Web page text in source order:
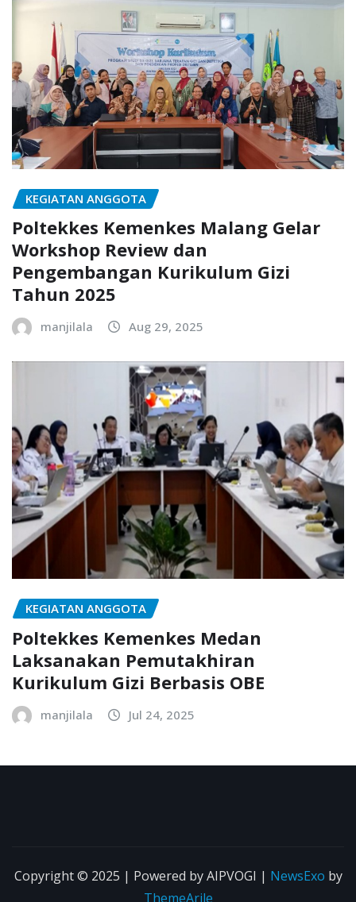
KEGIATAN ANGGOTA
Poltekkes Kemenkes Malang Gelar
Workshop Review dan
Pengembangan Kurikulum Gizi
Tahun 2025
manjilala Aug 29, 2025
KEGIATAN ANGGOTA
Poltekkes Kemenkes Medan
Laksanakan Pemutakhiran
Kurikulum Gizi Berbasis OBE
manjilala Jul 24, 2025
Copyright © 2025 | Powered by AIPVOGI | NewsExo by
ThemeArile